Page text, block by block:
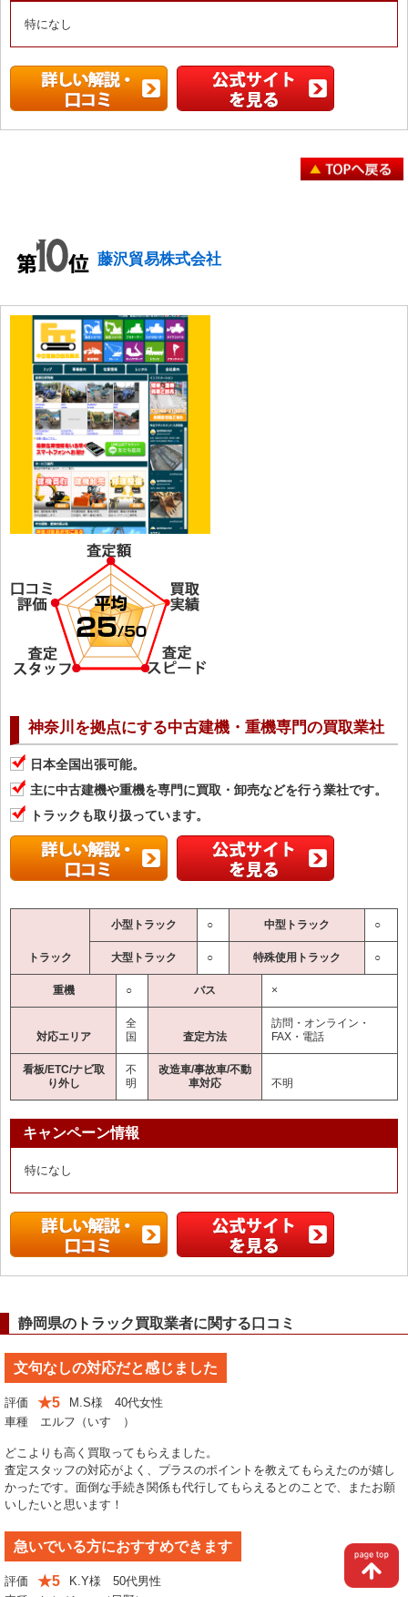
特になし
藤沢貿易株式会社
神奈川を拠点にする中古建機・重機専門の買取業社
日本全国出張可能。
主に中古建機や重機を専門に買取・卸売などを行う業社です。
トラックも取り扱っています。
トラック
小型トラック ○ 中型トラック ○
大型トラック ○ 特殊使用トラック ○
重機 ○ バス ×
対応エリア
全
国
査定方法
訪問・オンライン・
FAX・電話
看板/ETC/ナビ取
り外し
不
明
改造車/事故車/不動
車対応
不明
キャンペーン情報
特になし
静岡県のトラック買取業者に関する口コミ
文句なしの対応だと感じました
評価 ★5
M.S様 40代女性
車種 エルフ（いすゞ）
どこよりも高く買取ってもらえました。
査定スタッフの対応がよく、プラスのポイントを教えてもらえたのが嬉し
かったです。面倒な手続き関係も代行してもらえるとのことで、またお願
いしたいと思います！
急いでいる方におすすめできます
評価 ★5
K.Y様 50代男性